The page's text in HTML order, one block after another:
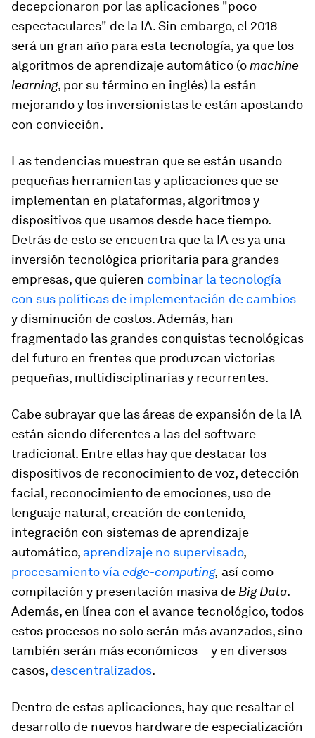
decepcionaron por las aplicaciones "poco
espectaculares" de la IA. Sin embargo, el 2018
será un gran año para esta tecnología, ya que los
algoritmos de aprendizaje automático (o machine
learning, por su término en inglés) la están
mejorando y los inversionistas le están apostando
con convicción.
Las tendencias muestran que se están usando
pequeñas herramientas y aplicaciones que se
implementan en plataformas, algoritmos y
dispositivos que usamos desde hace tiempo.
Detrás de esto se encuentra que la IA es ya una
inversión tecnológica prioritaria para grandes
empresas, que quieren combinar la tecnología
con sus políticas de implementación de cambios
y disminución de costos. Además, han
fragmentado las grandes conquistas tecnológicas
del futuro en frentes que produzcan victorias
pequeñas, multidisciplinarias y recurrentes.
Cabe subrayar que las áreas de expansión de la IA
están siendo diferentes a las del software
tradicional. Entre ellas hay que destacar los
dispositivos de reconocimiento de voz, detección
facial, reconocimiento de emociones, uso de
lenguaje natural, creación de contenido,
integración con sistemas de aprendizaje
automático, aprendizaje no supervisado,
procesamiento vía edge-computing, así como
compilación y presentación masiva de Big Data.
Además, en línea con el avance tecnológico, todos
estos procesos no solo serán más avanzados, sino
también serán más económicos —y en diversos
casos, descentralizados.
Dentro de estas aplicaciones, hay que resaltar el
desarrollo de nuevos hardware de especialización